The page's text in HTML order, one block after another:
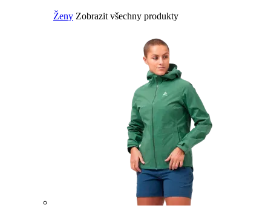
Ženy Zobrazit všechny produkty